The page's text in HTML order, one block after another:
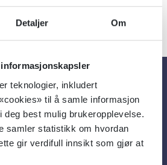
Detaljer Om
teknologier, inkludert
til å samle informasjon
deg best mulig brukeropplevelse.
samler statistikk om hvordan
gir verdifull innsikt som gjør at